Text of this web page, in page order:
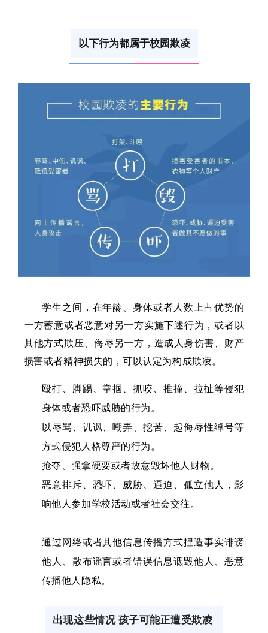
以下行为都属于校园欺凌
学生之间， 在年龄、身体或者人数上占优势的
一方蓄意或者恶意对另一方实施下述行为，或者以
其他方式欺压、侮辱另一方，造成人身伤害、财产
损害或者精神损失的，可以认定为构成欺凌。
殴打、脚踢、掌掴、抓咬、推撞、拉扯等侵犯
身体或者恐吓威胁的行为。
以辱骂、讥讽、嘲弄、挖苦、起侮辱性绰号等
方式侵犯人格尊严的行为。
抢夺、强拿硬要或者故意毁坏他人财物。
恶意排斥、恐吓、威胁、逼迫、孤立他人，影
响他人参加学校活动或者社会交往。
通过网络或者其他信息传播方式捏造事实诽谤
他人、散布谣言或者错误信息诋毁他人、恶意
传播他人隐私。
出现这些情况 孩子可能正遭受欺凌